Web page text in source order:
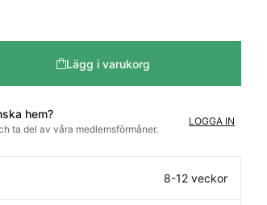
Lägg i varukorg
hem?
ta del av våra medlemsförmåner.
LOGGA IN
8-12 veckor